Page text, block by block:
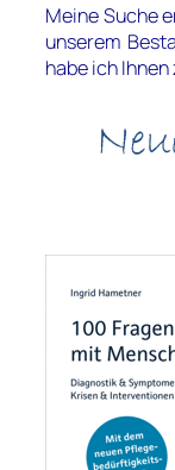
Meine Suche
unserem
habe ich